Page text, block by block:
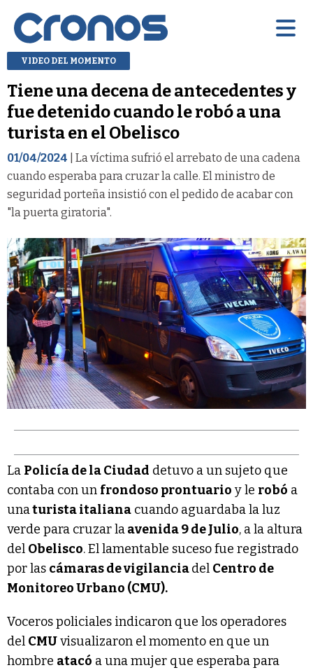
VIDEO DEL MOMENTO
Tiene una decena de antecedentes y
fue detenido cuando le robó a una
turista en el Obelisco
01/04/2024 | La víctima sufrió el arrebato de una cadena
cuando esperaba para cruzar la calle. El ministro de
seguridad porteña insistió con el pedido de acabar con
"la puerta giratoria".
La Policía de la Ciudad detuvo a un sujeto que
contaba con un frondoso prontuario y le robó a
unaturista italiana cuando aguardaba la luz
verde para cruzar laavenida 9 de Julio, a la altura
del Obelisco. El lamentable suceso fue registrado
por las cámaras de vigilanciadel Centro de
Monitoreo Urbano (CMU).
Voceros policiales indicaron que los operadores
del CMUvisualizaron el momento en que un
hombre atacó a una mujer que esperaba para